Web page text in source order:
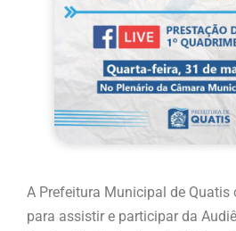
A Prefeitura Municipal de
para assistir e participar da